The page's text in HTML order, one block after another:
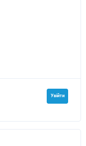
Увійти